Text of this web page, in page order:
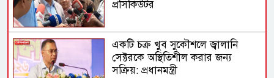
প্রসিকিউটর
একটি চক্র খুব সুকৌশলে জ্বালানি
সেক্টরকে অস্থিতিশীল করার জন্য
সক্রিয়: প্রধানমন্ত্রী